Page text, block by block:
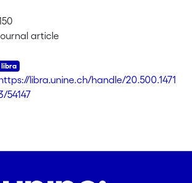
article
libra.unine.ch/handle/20.500.1471
54147